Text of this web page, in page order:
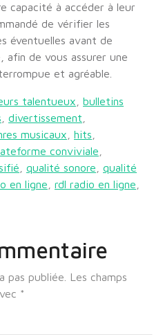
capacité à accéder à leur
de vérifier les
éventuelles avant de
de vous assurer une
et agréable.
talentueux
bulletins
divertissement
musicaux hits
conviviale
qualité sonore
qualité
en ligne rdl radio en ligne
pas publiée.
Les champs
*